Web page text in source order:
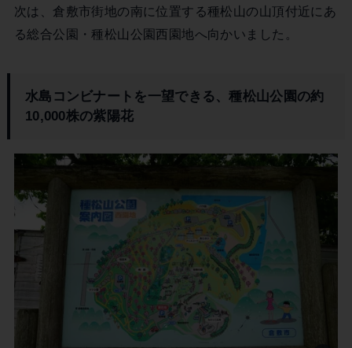
次は、倉敷市街地の南に位置する種松山の山頂付近にあ
る総合公園・種松山公園西園地へ向かいました。
水島コンビナートを一望できる、種松山公園の約
10,000株の紫陽花